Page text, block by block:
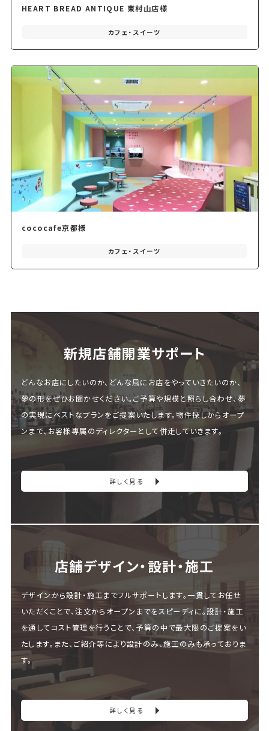
HEART BREAD ANTIQUE 東村山店様
カフェ・スイーツ
cococafe京都様
カフェ・スイーツ
新規店舗開業サポート
どんなお店にしたいのか、どんな風にお店をやっていきたいのか、
夢の形をぜひお聞かせください。ご予算や規模と照らし合わせ、夢
の実現にベストなプランをご提案いたします。物件探しからオープ
ンまで、お客様専属のディレクターとして併走していきます。
詳しく見る
店舗デザイン・設計・施⼯
デザインから設計・施工までフルサポートします。一貫してお任せ
いただくことで、注文からオープンまでをスピーディに。設計・施工
を通してコスト管理を行うことで、予算の中で最大限のご提案をい
たします。また、ご紹介等により設計のみ、施工のみも承っておりま
す。
詳しく見る